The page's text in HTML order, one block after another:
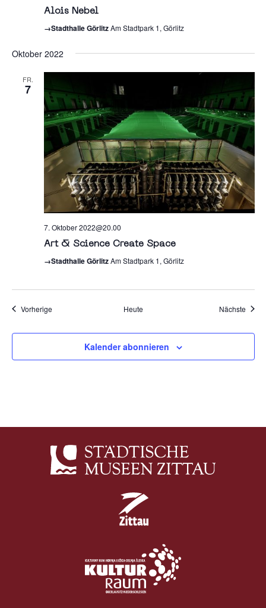
Alois Nebel
→Stadthalle GörlitzAm Stadtpark 1, Görlitz
Oktober 2022
FR.
7
7. Oktober 2022@20.00
Art & Science Create Space
→Stadthalle GörlitzAm Stadtpark 1, Görlitz
VorherigeVeranstaltungen Heute Nächste
Kalender abonnieren